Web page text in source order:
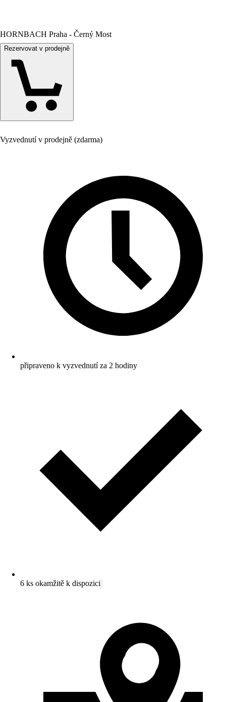
HORNBACH Praha - Černý Most
Rezervovat v prodejně
Vyzvednutí v prodejně (zdarma)
připraveno k vyzvednutí za 2 hodiny
6 ks okamžitě k dispozici